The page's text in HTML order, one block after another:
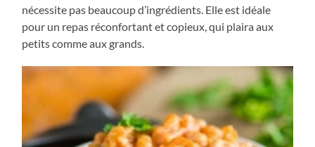
nécessite pas beaucoup d’ingrédients. Elle est idéale
pour un repas réconfortant et copieux, qui plaira aux
petits comme aux grands.